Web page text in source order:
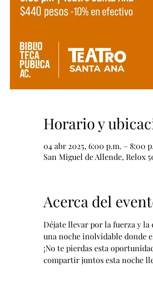
Horario y
04 abr 2025, 6:00 p.m. – 8:00
San Miguel de Allende, Relox
Acerca del
Déjate llevar por la fuerza y la
una noche inolvidable donde
¡No te pierdas esta
compartir juntos esta noche